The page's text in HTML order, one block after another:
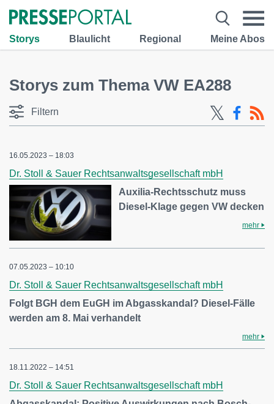
Storys Blaulicht Regional Meine Abos
Storys zum Thema VW EA288
Filtern
16.05.2023 – 18:03
Dr. Stoll & Sauer Rechtsanwaltsgesellschaft mbH
Auxilia-Rechtsschutz muss
Diesel-Klage gegen VW decken
mehr
07.05.2023 – 10:10
Dr. Stoll & Sauer Rechtsanwaltsgesellschaft mbH
Folgt BGH dem EuGH im Abgasskandal? Diesel-Fälle
werden am 8. Mai verhandelt
mehr
18.11.2022 – 14:51
Dr. Stoll & Sauer Rechtsanwaltsgesellschaft mbH